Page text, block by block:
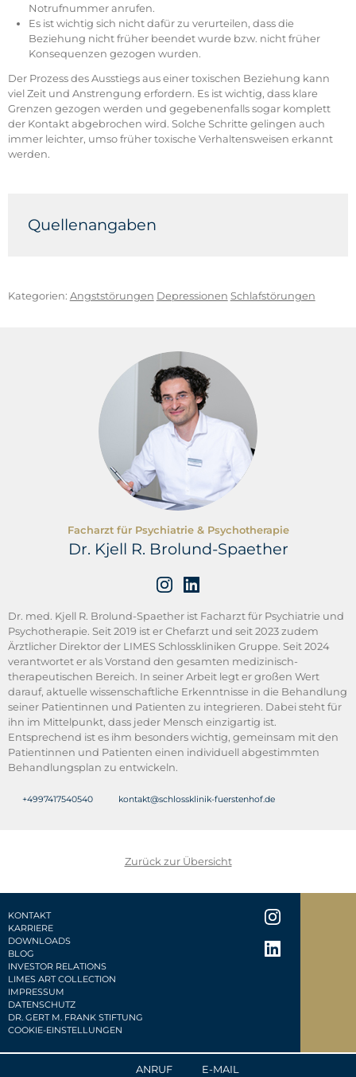
ANRUF E-MAIL
Notrufnummer anrufen.
Es ist wichtig sich nicht dafür zu verurteilen, dass die
Beziehung nicht früher beendet wurde bzw. nicht früher
Konsequenzen gezogen wurden.
Der Prozess des Ausstiegs aus einer toxischen Beziehung kann
viel Zeit und Anstrengung erfordern. Es ist wichtig, dass klare
Grenzen gezogen werden und gegebenenfalls sogar komplett
der Kontakt abgebrochen wird. Solche Schritte gelingen auch
immer leichter, umso früher toxische Verhaltensweisen erkannt
werden.
Quellenangaben
Paderborn, 2022.
Kategorien: Angststörungen Depressionen Schlafstörungen
Facharzt für Psychiatrie & Psychotherapie
Dr. Kjell R. Brolund-Spaether
Dr. med. Kjell R. Brolund-Spaether ist Facharzt für Psychiatrie und
Psychotherapie. Seit 2019 ist er Chefarzt und seit 2023 zudem
Ärztlicher Direktor der LIMES Schlosskliniken Gruppe. Seit 2024
verantwortet er als Vorstand den gesamten medizinisch-
therapeutischen Bereich. In seiner Arbeit legt er großen Wert
darauf, aktuelle wissenschaftliche Erkenntnisse in die Behandlung
seiner Patientinnen und Patienten zu integrieren. Dabei steht für
ihn im Mittelpunkt, dass jeder Mensch einzigartig ist.
Entsprechend ist es ihm besonders wichtig, gemeinsam mit den
Patientinnen und Patienten einen individuell abgestimmten
Behandlungsplan zu entwickeln.
+4997417540540 kontakt@schlossklinik-fuerstenhof.de
Zurück zur Übersicht
KONTAKT
KARRIERE
DOWNLOADS
BLOG
INVESTOR RELATIONS
LIMES ART COLLECTION
IMPRESSUM
DATENSCHUTZ
DR. GERT M. FRANK STIFTUNG
COOKIE-EINSTELLUNGEN